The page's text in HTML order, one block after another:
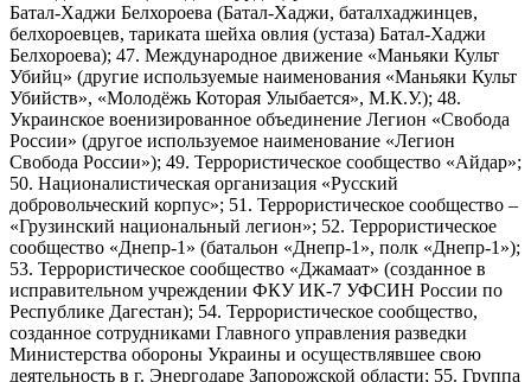
Батал-Хаджи Белхороева (Батал-Хаджи, баталхаджинцев,
белхороевцев, тариката шейха овлия (устаза) Батал-Хаджи
Белхороева); 47. Международное движение «Маньяки Культ
Убийц» (другие используемые наименования «Маньяки Культ
Убийств», «Молодёжь Которая Улыбается», М.К.У.); 48.
Украинское военизированное объединение Легион «Свобода
России» (другое используемое наименование «Легион
Свобода России»); 49. Террористическое сообщество «Айдар»;
50. Националистическая организация «Русский
добровольческий корпус»; 51. Террористическое сообщество –
«Грузинский национальный легион»; 52. Террористическое
сообщество «Днепр-1» (батальон «Днепр-1», полк «Днепр-1»);
53. Террористическое сообщество «Джамаат» (созданное в
исправительном учреждении ФКУ ИК-7 УФСИН России по
Республике Дагестан); 54. Террористическое сообщество,
созданное сотрудниками Главного управления разведки
Министерства обороны Украины и осуществлявшее свою
деятельность в г. Энергодаре Запорожской области; 55. Группа